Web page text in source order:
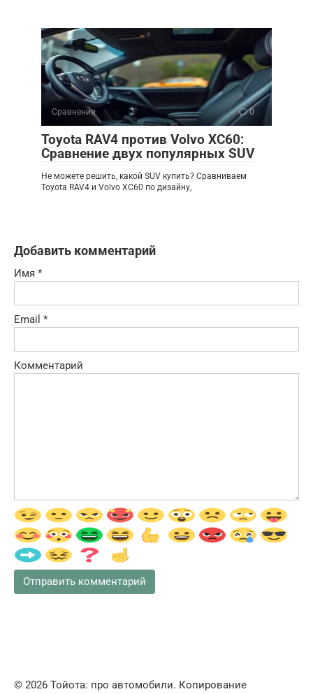
Сравнение 0
Toyota RAV4 против Volvo XC60:
Сравнение двух популярных SUV
Не можете решить, какой SUV купить? Сравниваем
Toyota RAV4 и Volvo XC60 по дизайну,
Добавить комментарий
Имя *
Email *
Комментарий
© 2026 Тойота: про автомобили. Копирование